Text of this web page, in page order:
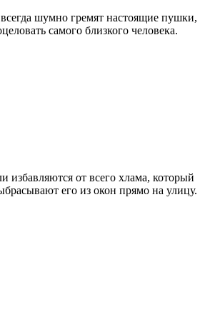
шумно гремят настоящие пушки,
самого близкого человека.
избавляются от всего хлама, который
его из окон прямо на улицу.